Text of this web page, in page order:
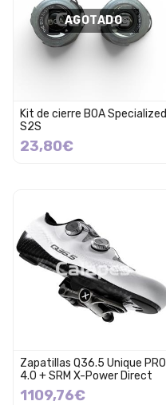
AGOTADO
Kit de cierre BOA Specialized
S2S
23,80€
Zapatillas Q36.5 Unique PRO
4.0 + SRM X-Power Direct
1109,76€